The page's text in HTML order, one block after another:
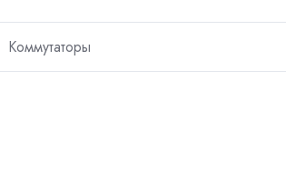
Коммутаторы